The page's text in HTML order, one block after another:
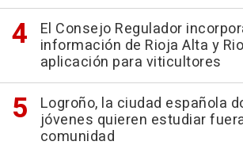
El Consejo Regulador
información de Rioja Alta y
aplicación para viticultores
Logroño, la ciudad española
jóvenes quieren estudiar
comunidad